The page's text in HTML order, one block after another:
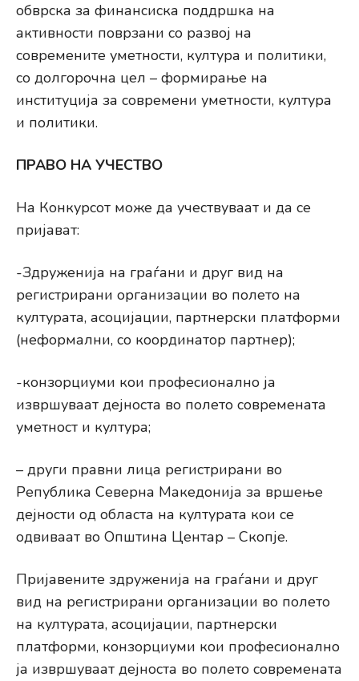
обврска за финансиска поддршка на
активности поврзани со развој на
современите уметности, култура и политики,
со долгорочна цел – формирање на
институција за современи уметности, култура
и политики.
ПРАВО НА УЧЕСТВО
На Конкурсот може да учествуваат и да се
пријават:
-Здруженија на граѓани и друг вид на
регистрирани организации во полето на
културата, асоцијации, партнерски платформи
(неформални, со координатор партнер);
-конзорциуми кои професионално ја
извршуваат дејноста во полето современата
уметност и култура;
– други правни лица регистрирани во
Република Северна Македонија за вршење
дејности од областа на културата кои се
одвиваат во Општина Центар – Скопје.
Пријавените здруженија на граѓани и друг
вид на регистрирани организации во полето
на културата, асоцијации, партнерски
платформи, конзорциуми кои професионално
ја извршуваат дејноста во полето современата